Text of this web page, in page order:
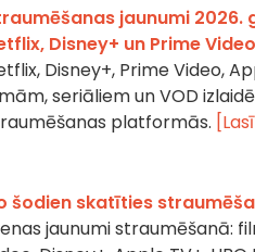
jaunumi
Disney+ un Prime Video
Disney+, Prime Video,
seriāliem un VOD
platformās.
šodien skatīties
jaunumi straumēšanā: